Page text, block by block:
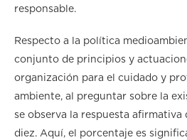
responsable.
Respecto a la política
conjunto de principios y
organización para el cuidado y
ambiente, al preguntar sobre la
se observa la respuesta afirmativa
diez. Aquí, el porcentaje es